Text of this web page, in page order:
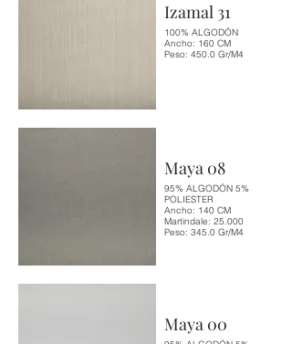
Izamal 31
100% ALGODÓN
Ancho: 160 CM
Peso: 450.0 Gr/M4
Maya 08
95% ALGODÓN 5%
POLIESTER
Ancho: 140 CM
Martindale: 25.000
Peso: 345.0 Gr/M4
Maya 00